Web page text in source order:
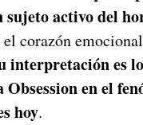
sujeto activo del
el corazón
interpretación es
en el
hoy.